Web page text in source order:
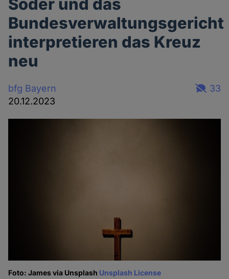
Söder und das
Bundesverwaltungsgericht
interpretieren das Kreuz
neu
bfg Bayern
20.12.2023
33
Foto: James via Unsplash Unsplash License